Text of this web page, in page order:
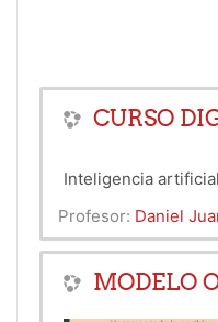
CURSO
Inteligencia
Profesor: Daniel
MODELO